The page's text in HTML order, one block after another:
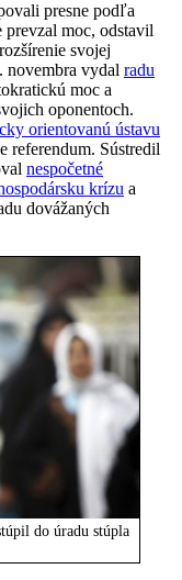
presne podľa
prevzal moc, odstavil
svojej
novembra vydal radu
moc a
oponentoch.
orientovanú ústavu
referendum. Sústredil
nespočetné
krízu a
dovážaných
do úradu stúpla